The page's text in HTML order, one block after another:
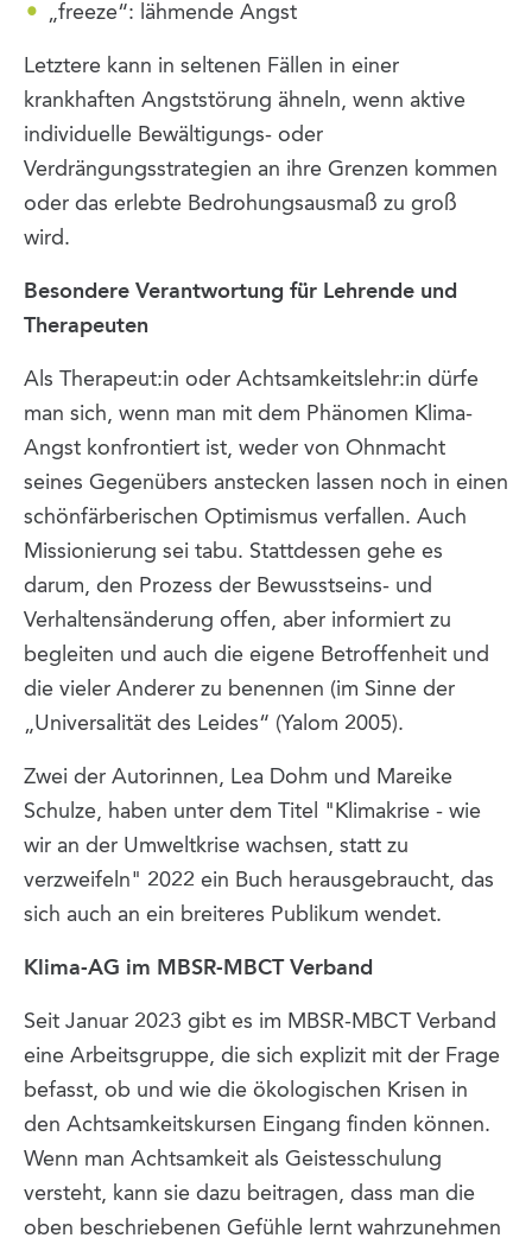
„freeze“: lähmende Angst
Letztere kann in seltenen Fällen in einer
krankhaften Angststörung ähneln, wenn aktive
individuelle Bewältigungs- oder
Verdrängungsstrategien an ihre Grenzen kommen
oder das erlebte Bedrohungsausmaß zu groß
wird.
Besondere Verantwortung für Lehrende und
Therapeuten
Als Therapeut:in oder Achtsamkeitslehr:in dürfe
man sich, wenn man mit dem Phänomen Klima-
Angst konfrontiert ist, weder von Ohnmacht
seines Gegenübers anstecken lassen noch in einen
schönfärberischen Optimismus verfallen. Auch
Missionierung sei tabu. Stattdessen gehe es
darum, den Prozess der Bewusstseins- und
Verhaltensänderung offen, aber informiert zu
begleiten und auch die eigene Betroffenheit und
die vieler Anderer zu benennen (im Sinne der
„Universalität des Leides“ (Yalom 2005).
Zwei der Autorinnen, Lea Dohm und Mareike
Schulze, haben unter dem Titel "Klimakrise - wie
wir an der Umweltkrise wachsen, statt zu
verzweifeln" 2022 ein Buch herausgebraucht, das
sich auch an ein breiteres Publikum wendet.
Klima-AG im MBSR-MBCT Verband
Seit Januar 2023 gibt es im MBSR-MBCT Verband
eine Arbeitsgruppe, die sich explizit mit der Frage
befasst, ob und wie die ökologischen Krisen in
den Achtsamkeitskursen Eingang finden können.
Wenn man Achtsamkeit als Geistesschulung
versteht, kann sie dazu beitragen, dass man die
oben beschriebenen Gefühle lernt wahrzunehmen